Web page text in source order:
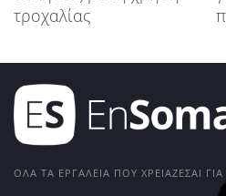
τροχαλίας
ΌΛΑ ΤΑ ΕΡΓΑΛΕΊΑ ΠΟΥ ΧΡΕΙΆΖΕΣΑΙ